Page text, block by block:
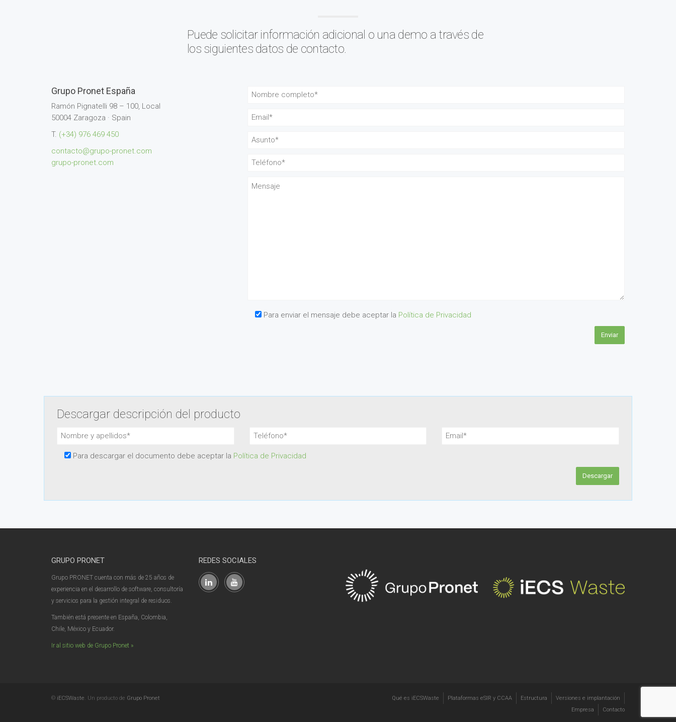
Puede solicitar información adicional o una demo a través de
los siguientes datos de contacto.
Grupo Pronet España
Ramón Pignatelli 98 – 100, Local
50004 Zaragoza · Spain
T. (+34) 976 469 450
contacto@grupo-pronet.com
grupo-pronet.com
Para enviar el mensaje debe aceptar la Política de Privacidad
Descargar descripción del producto
Para descargar el documento debe aceptar la Política de Privacidad
GRUPO PRONET
Grupo PRONET cuenta con más de 25 años de
experiencia en el desarrollo de software, consultoría
y servicios para la gestión integral de residuos.
También está presente en España, Colombia,
Chile, México y Ecuador.
Ir al sitio web de Grupo Pronet »
REDES SOCIALES
© iECSWaste. Un producto de Grupo Pronet Qué es iECSWaste Plataformas eSIR y CCAA Estructura
Versiones e implantación
Empresa
Contacto